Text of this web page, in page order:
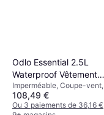
Odlo Essential 2.5L
Waterproof Vêtement
Running Femme - Noir
Imperméable, Coupe-vent,
Imperméable, Capuche
108,49 €
Ou 3 paiements de 36,16 €